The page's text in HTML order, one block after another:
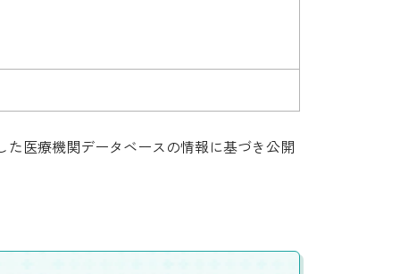
医療機関データベースの情報に基づき公開